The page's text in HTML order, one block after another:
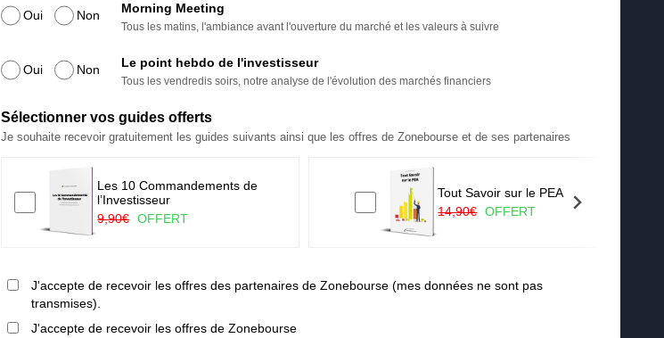
Oui Non Morning Meeting
Tous les matins, l'ambiance avant l'ouverture du marché et les valeurs à suivre
Oui Non Le point hebdo de l'investisseur
Tous les vendredis soirs, notre analyse de l'évolution des marchés financiers
Sélectionner vos guides offerts
Je souhaite recevoir gratuitement les guides suivants ainsi que les offres de Zonebourse et de ses partenaires
Les 10 Commandements de
l’Investisseur
9,90€ OFFERT
Tout Savoir sur le PEA
14,90€ OFFERT
J'accepte de recevoir les offres des partenaires de Zonebourse (mes données ne sont pas
transmises).
J'accepte de recevoir les offres de Zonebourse